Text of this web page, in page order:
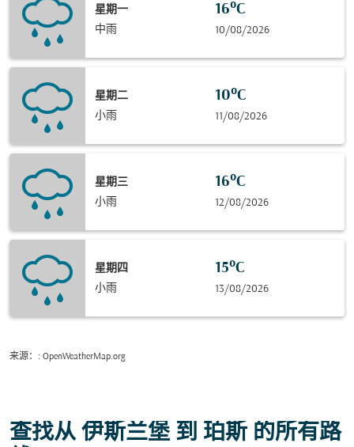
星期一
中雨
16°C
10/08/2026
星期二
小雨
10°C
11/08/2026
星期三
小雨
16°C
12/08/2026
星期四
小雨
15°C
13/08/2026
来源： : OpenWeatherMap.org
查找从 伊斯兰堡 到 珀斯 的所有路